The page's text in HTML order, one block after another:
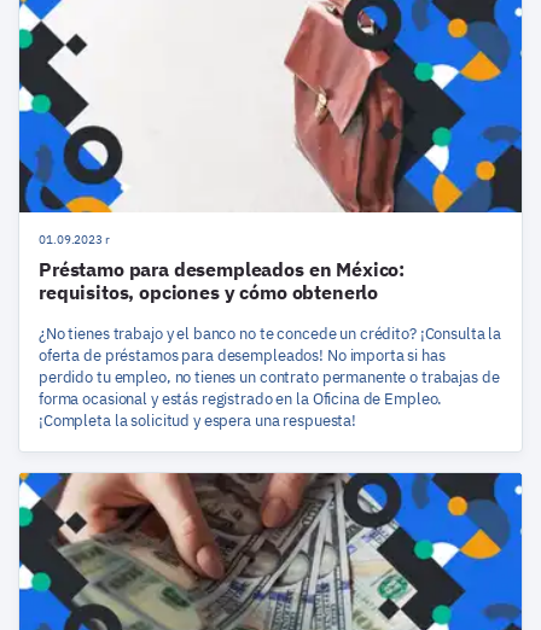
01.09.2023 r
Préstamo para desempleados en México:
requisitos, opciones y cómo obtenerlo
¿No tienes trabajo y el banco no te concede un crédito? ¡Consulta la
oferta de préstamos para desempleados! No importa si has
perdido tu empleo, no tienes un contrato permanente o trabajas de
forma ocasional y estás registrado en la Oficina de Empleo.
¡Completa la solicitud y espera una respuesta!